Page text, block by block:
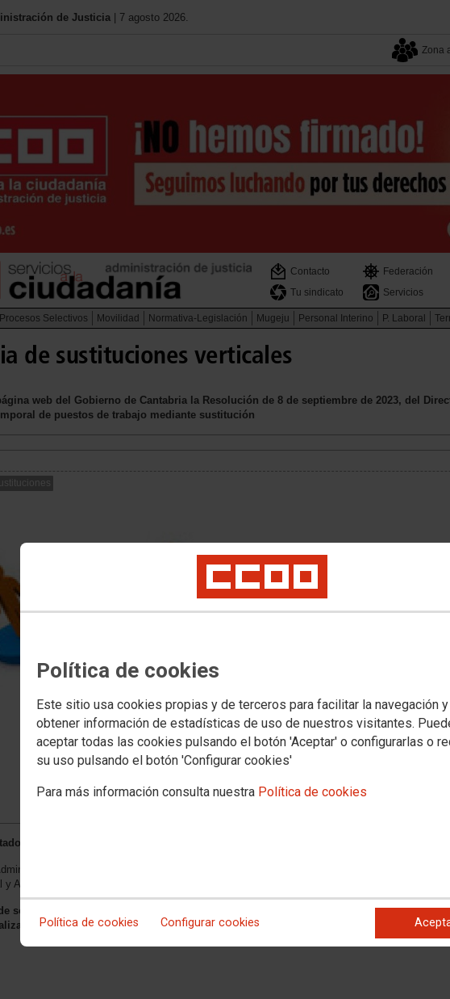
Política de cookies
Este sitio usa cookies propias y de terceros para facilitar la navegación y
obtener información de estadísticas de uso de nuestros visitantes.
aceptar todas las cookies pulsando el botón 'Aceptar' o configurarlas o
su uso pulsando el botón 'Configurar cookies'
Para más información consulta nuestra Política de cookies
Política de cookies Configurar cookies
de Justicia | 7 agosto 2026.
Zona
Contacto Federación
Tu sindicato
Servicios
Procesos Selectivos Movilidad Normativa-Legislación Mugeju Personal Interino P. Laboral
de sustituciones verticales
web del Gobierno de Cantabria la Resolución de 8 de septiembre de 2023, del
de puestos de trabajo mediante sustitución
y Administrativa,
solicitudes: tres días hábiles
contados a partir del siguiente al de la publicación de la
el 13 de septiembre de 2023